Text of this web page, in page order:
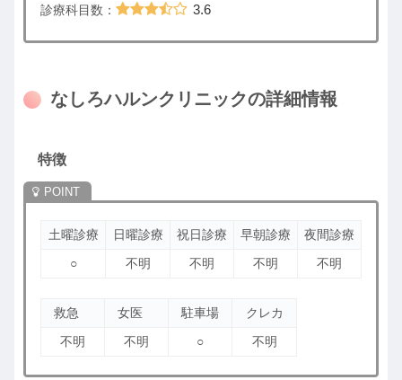
診療科目数： 3.6
なしろハルンクリニックの詳細情報
特徴
土曜診療 日曜診療 祝日診療 早朝診療
夜間診療
○
不明 不明 不明 不明
救急 女医 駐車場
クレカ
不明
不明 ○ 不明